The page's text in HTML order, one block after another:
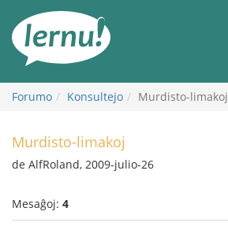
enhavo
Forumo Konsultejo Murdisto-limakoj
Murdisto-limakoj
de AlfRoland, 2009-julio-26
Mesaĝoj: 4